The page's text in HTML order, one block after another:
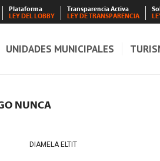
Plataforma
LEY DEL LOBBY
Transparencia Activa
LEY DE TRANSPARENCIA
UNIDADES MUNICIPALES
NUNCA
DIAMELA ELTIT